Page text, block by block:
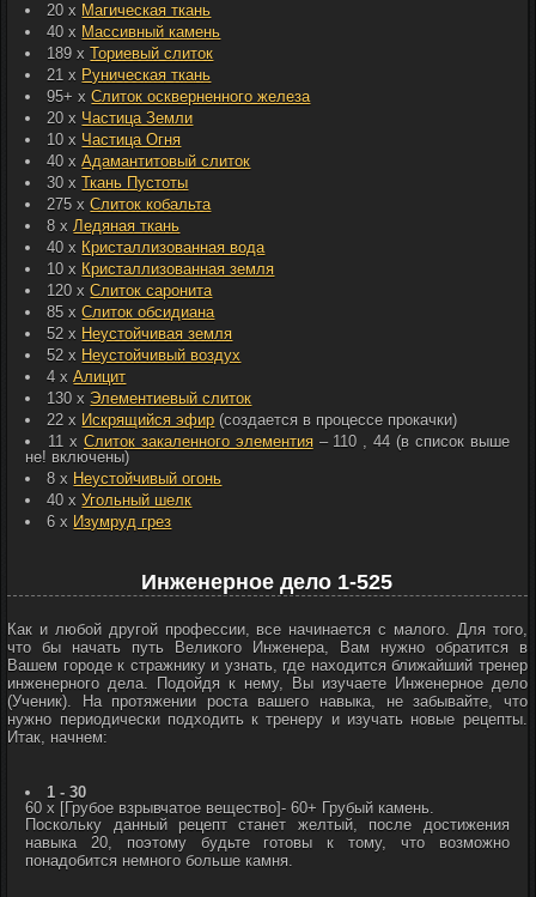
20 x Магическая ткань
40 x Массивный камень
189 xТориевый слиток
21 x Руническая ткань
95+ xСлиток оскверненного железа
20 x Частица Земли
10 x Частица Огня
40 xАдамантитовый слиток
30 xТкань Пустоты
275 xСлиток кобальта
8 xЛедяная ткань
40 x Кристаллизованная вода
10 x Кристаллизованная земля
120 xСлиток саронита
85 xСлиток обсидиана
52 x Неустойчивая земля
52 x Неустойчивый воздух
4 xАлицит
130 x Элементиевый слиток
22 x Искрящийся эфир (создается в процессе прокачки)
11 x Слиток закаленного элементия– 110 , 44 (в список выше
не! включены)
8 x Неустойчивый огонь
40 хУгольный шелк
6 x Изумруд грез
Инженерное дело 1-525
Как и любой другой профессии, все начинается с малого. Для того,
что бы начать путь Великого Инженера, Вам нужно обратится в
Вашем городе к стражнику и узнать, где находится ближайший тренер
инженерного дела. Подойдя к нему, Вы изучаете Инженерное дело
(Ученик). На протяжении роста вашего навыка, не забывайте, что
нужно периодически подходить к тренеру и изучать новые рецепты.
Итак, начнем:
1 - 30
60 x [Грубое взрывчатое вещество]- 60+ Грубый камень.
Поскольку данный рецепт станет желтый, после достижения
навыка 20, поэтому будьте готовы к тому, что возможно
понадобится немного больше камня.